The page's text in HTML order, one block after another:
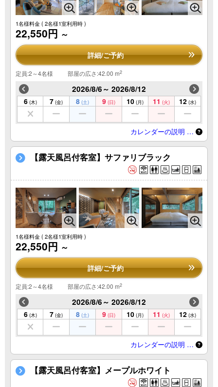
1名様料金( 2名様1室利用時 )
22,550円 ～
詳細/ご予約
定員:2～4名様 部屋の広さ:42.00 m2
2026/8/6～ 2026/8/12
6 (木) 7 (金) 8 (土) 9 (日) 10 (月) 11 (火) 12 (水)
カレンダーの説明 …
【露天風呂付客室】サファリブラック
1名様料金( 2名様1室利用時 )
22,550円 ～
詳細/ご予約
定員:2～4名様 部屋の広さ:42.00 m2
2026/8/6～ 2026/8/12
6 (木) 7 (金) 8 (土) 9 (日) 10 (月) 11 (火) 12 (水)
カレンダーの説明 …
【露天風呂付客室】メープルホワイト